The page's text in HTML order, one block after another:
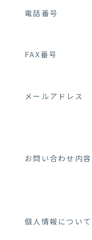
電話番号
FAX番号
メールアドレス
お問い合わせ内容
個人情報について